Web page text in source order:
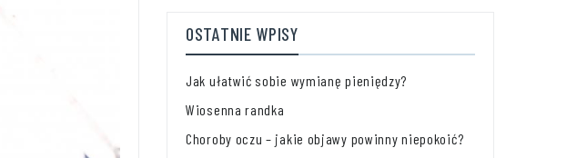
OSTATNIE WPISY
Jak ułatwić sobie wymianę pieniędzy?
Wiosenna randka
Choroby oczu – jakie objawy powinny niepokoić?